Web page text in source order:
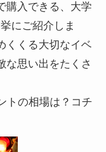
購入できる、大学
にご紹介しま
くくる大切なイベ
な思い出をたくさ
トの相場は？コチ